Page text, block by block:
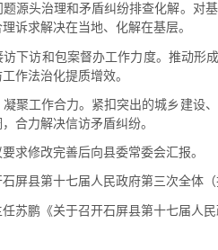
源头治理和矛盾纠纷排查化解。对
诉求解决在当地、化解在基层。
下访和包案督办工作力度。推动形
作法治化提质增效。
聚工作合力。紧扣突出的城乡建设
合力解决信访矛盾纠纷。
求修改完善后向县委常委会汇报。
屏县第十七届人民政府第三次全体
苏鹏《关于召开石屏县第十七届人